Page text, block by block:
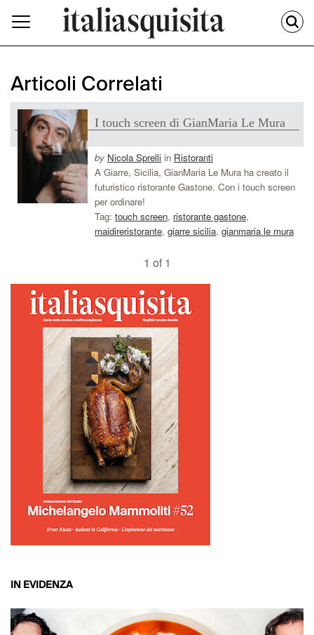
Articoli Correlati
I touch screen di GianMaria Le Mura
by Nicola Sprelli in Ristoranti
A Giarre, Sicilia, GianMaria Le Mura ha creato il
futuristico ristorante Gastone. Con i touch screen
per ordinare!
Tag: touch screen, ristorante gastone,
maidireristorante, giarre sicilia, gianmaria le mura
1 of 1
IN EVIDENZA